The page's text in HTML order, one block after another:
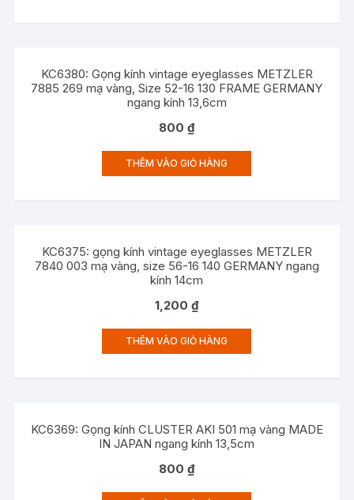
KC6380: Gọng kính vintage eyeglasses METZLER
7885 269 mạ vàng, Size 52-16 130 FRAME GERMANY
ngang kính 13,6cm
800₫
THÊM VÀO GIỎ HÀNG
KC6375: gọng kính vintage eyeglasses METZLER
7840 003 mạ vàng, size 56-16 140 GERMANY ngang
kính 14cm
1,200₫
THÊM VÀO GIỎ HÀNG
KC6369: Gọng kính CLUSTER AKI 501 mạ vàng MADE
IN JAPAN ngang kính 13,5cm
800₫